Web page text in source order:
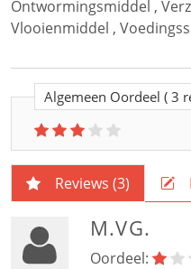
Ontwormingsmiddel ,
Vlooienmiddel ,
Algemeen Oordeel ( 3
Reviews (3)
M.VG.
Oordeel: